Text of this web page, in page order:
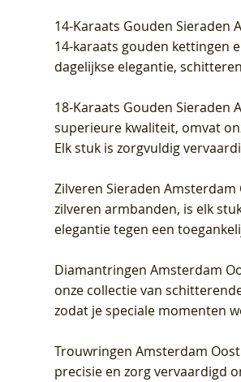
14-Karaats Gouden Sieraden
14-karaats gouden kettingen
dagelijkse elegantie,
18-Karaats Gouden Sieraden
superieure kwaliteit, omvat
Elk stuk is zorgvuldig
Zilveren Sieraden Amsterdam
zilveren armbanden, is elk
elegantie tegen een
Diamantringen Amsterdam
onze collectie van
zodat je speciale momenten
Trouwringen Amsterdam Oost
precisie en zorg vervaardigd